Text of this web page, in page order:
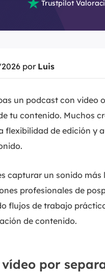
 Trustpilot
por Luis
un podcast con
tu contenido. Muchos
de edición y
capturar un sonido
profesionales de
flujos de trabajo
de contenido.
por